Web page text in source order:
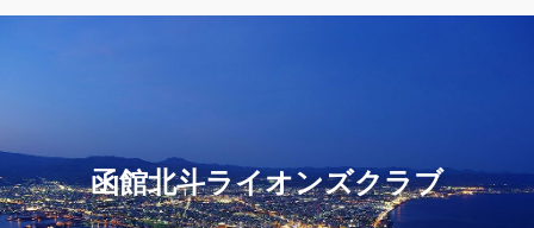
函館北斗ライオンズクラブ